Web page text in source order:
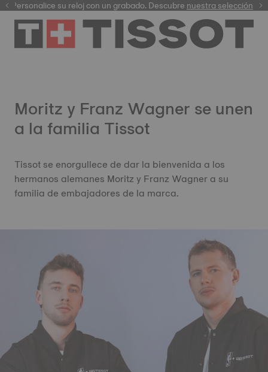
Personalice su reloj con un grabado. Descubrenuestra selección
garantía digital
Moritz y Franz Wagner se unen
a la familia Tissot
Tissot se enorgullece de dar la bienvenida a los
hermanos alemanes Moritz y Franz Wagner a su
familia de embajadores de la marca.